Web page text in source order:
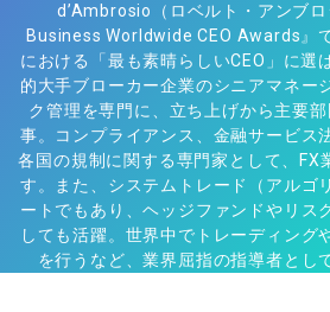
d’Ambrosio（ロベルト・アンブ
Business Worldwide CEO Awards』
における「最も素晴らしいCEO」に選
的大手ブローカー企業のシニアマネー
ク管理を専門に、立ち上げから主要
事。コンプライアンス、金融サービス
各国の規制に関する専門家として、FX
す。また、システムトレード（アルゴ
ートでもあり、ヘッジファンドやリス
しても活躍。世界中でトレーディング
を行うなど、業界屈指の指導者とし